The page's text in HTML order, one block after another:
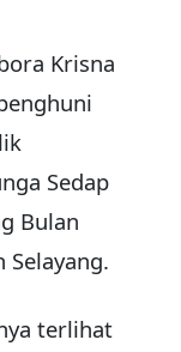
Krisna
Sedap
Bulan
Selayang.
terlihat